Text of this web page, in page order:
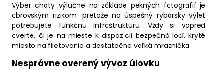
Výber chaty výlučne na základe pekných fotografií je
obrovským rizikom, pretože na úspešný rybársky výlet
potrebujete funkčnú infraštruktúru. Vždy si vopred
overte, či je na mieste k dispozícii bezpečná loď, kryté
miesto na filetovanie a dostatočne veľká mraznička.
Nesprávne overený vývoz úlovku